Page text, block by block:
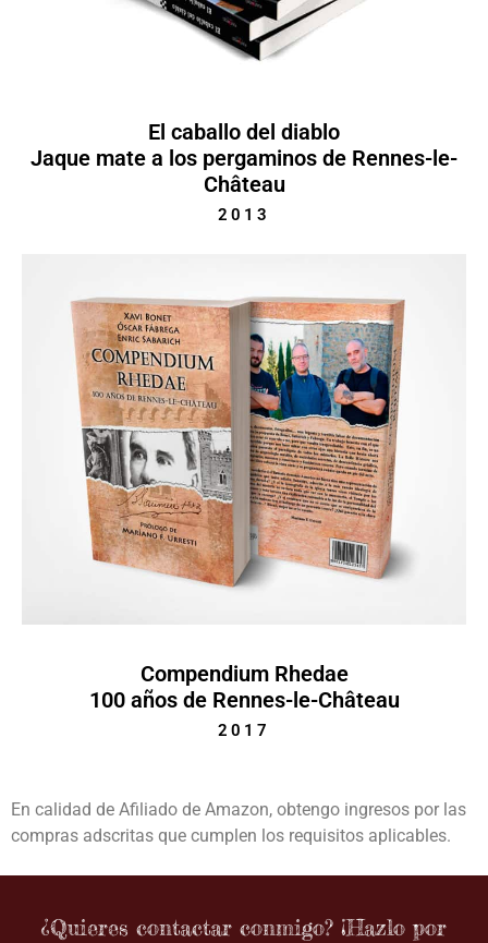
El caballo del diablo
Jaque mate a los pergaminos de Rennes-le-
Château
2013
Compendium Rhedae
100 años de Rennes-le-Château
2017
En calidad de Afiliado de Amazon, obtengo ingresos por las
compras adscritas que cumplen los requisitos aplicables.
¿Quieres contactar conmigo? ¡Hazlo por